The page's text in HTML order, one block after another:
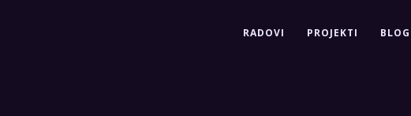
RADOVI PROJEKTI BLOG